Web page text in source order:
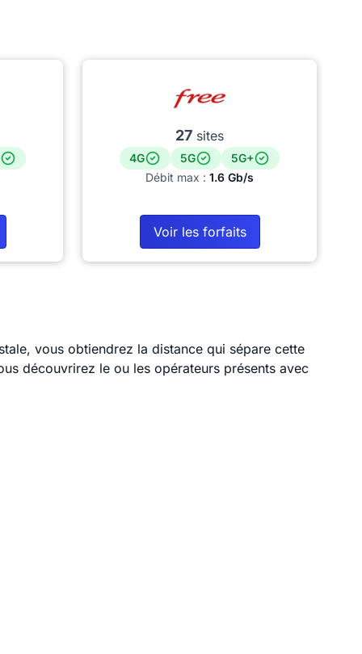
27 sites
4G 5G
5G+
Débit max : 1.6 Gb/s
Voir les forfaits
vous obtiendrez la distance qui sépare cette
découvrirez le ou les opérateurs présents avec